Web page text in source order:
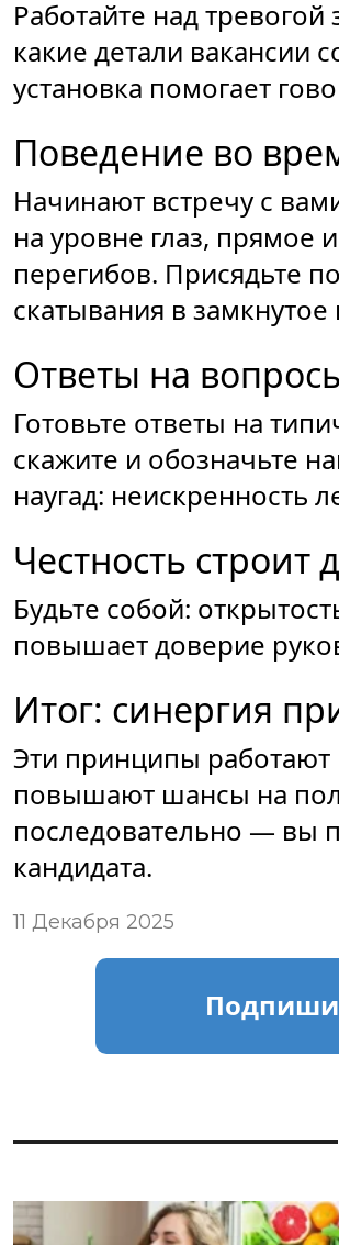
Работайте над
какие детали вакансии
установка помогает
Поведение во
Начинают встречу с
на уровне глаз, прямое
перегибов. Присядьте
скатывания в
Ответы на
Готовьте ответы на
скажите и обозначьте
наугад: неискренность
Честность строит
Будьте собой:
повышает доверие
Итог: синергия
Эти принципы работают
повышают шансы на
последовательно — вы
кандидата.
11 Декабря 2025